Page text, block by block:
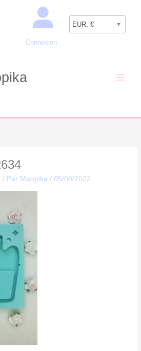
Connexion
EUR, €
/ Par Maopika/05/08/2022
Recherche